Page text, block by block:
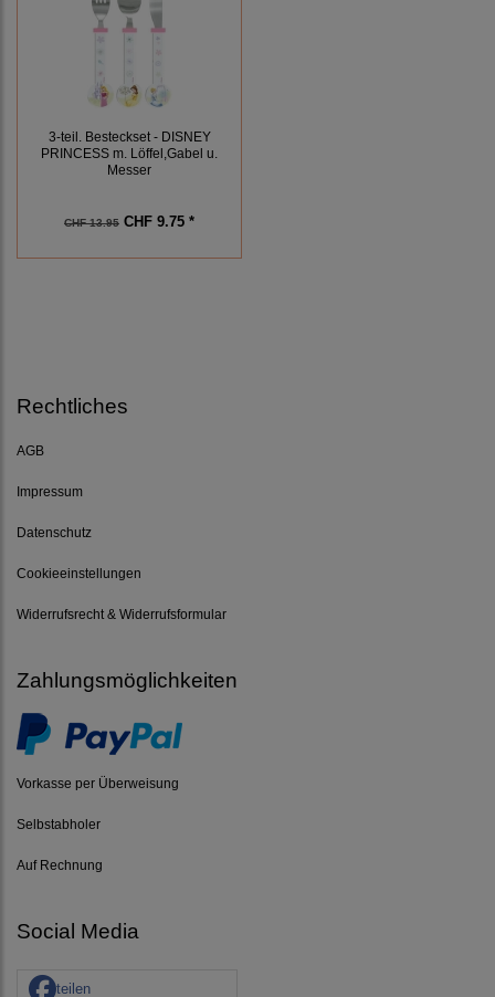
3-teil. Besteckset - DISNEY
PRINCESS m. Löffel,Gabel u.
Messer
CHF 13.95 CHF 9.75 *
Rechtliches
AGB
Impressum
Datenschutz
Cookieeinstellungen
Widerrufsrecht & Widerrufsformular
Zahlungsmöglichkeiten
Vorkasse per Überweisung
Selbstabholer
Auf Rechnung
Social Media
teilen